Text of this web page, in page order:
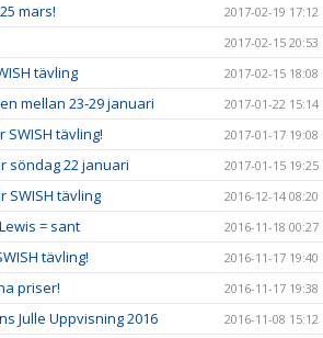
mars! 2017-02-19 17:12
2017-02-15 20:53
tävling 2017-02-15 18:08
mellan 23-29 januari 2017-01-22 15:14
tävling! 2017-01-17 19:08
söndag 22 januari 2017-01-15 19:25
SWISH tävling 2016-12-14 08:20
= sant 2016-11-18 00:27
tävling! 2016-11-17 19:40
priser! 2016-11-17 19:38
Julle Uppvisning 2016 2016-11-08 15:12